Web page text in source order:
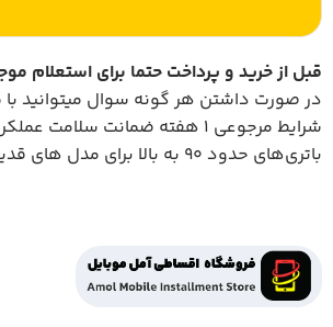
قبل از خرید و پرداخت حتما برای استعلام
در صورت داشتن هر گونه سوال میتوانید با
شرایط مرجوعی 1 هفته ضمانت سلامت عملکرد کالا
باتری‌های حدود ۹۰ به بالا برای مدل های قدیمی معمولا تعویض شده است.